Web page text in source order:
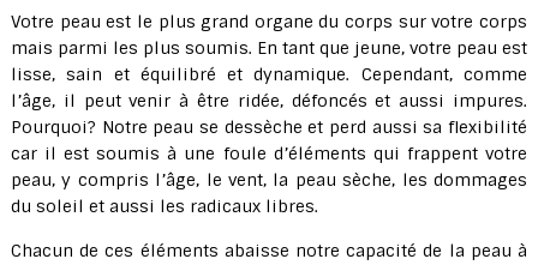
Votre peau est le plus grand organe du corps sur votre corps
mais parmi les plus soumis. En tant que jeune, votre peau est
lisse, sain et équilibré et dynamique. Cependant, comme
l’âge, il peut venir à être ridée, défoncés et aussi impures.
Pourquoi? Notre peau se dessèche et perd aussi sa flexibilité
car il est soumis à une foule d’éléments qui frappent votre
peau, y compris l’âge, le vent, la peau sèche, les dommages
du soleil et aussi les radicaux libres.
Chacun de ces éléments abaisse notre capacité de la peau à